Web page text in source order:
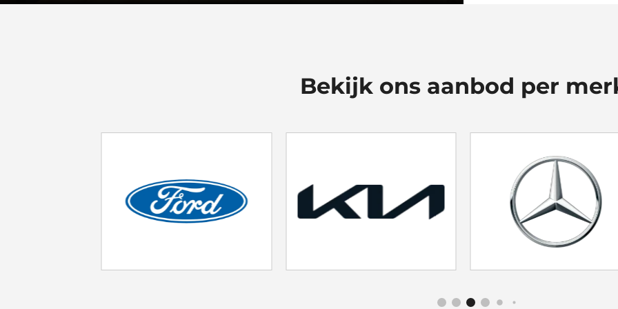
Bekijk ons aanbod per